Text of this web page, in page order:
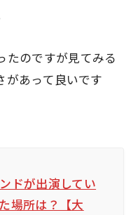
たのですが見てみる
があって良いです
ドが出演してい
場所は？【大